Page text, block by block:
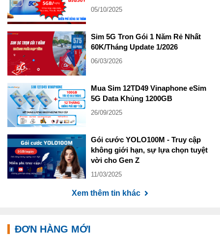
05/10/2025
Sim 5G Tron Gói 1 Năm Rẻ Nhất
60K/Tháng Update 1/2026
06/03/2026
Mua Sim 12TD49 Vinaphone eSim
5G Data Khủng 1200GB
26/09/2025
Gói cước YOLO100M - Truy cập
không giới hạn, sự lựa chọn tuyệt
vời cho Gen Z
11/03/2025
Xem thêm tin khác
ĐƠN HÀNG MỚI